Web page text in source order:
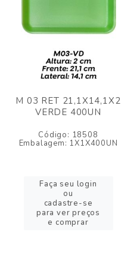
M 03 RET 21,1X14,1X2
VERDE 400UN
Código: 18508
Embalagem: 1X1X400UN
Faça seu login
ou
cadastre-se
para ver preços
e comprar